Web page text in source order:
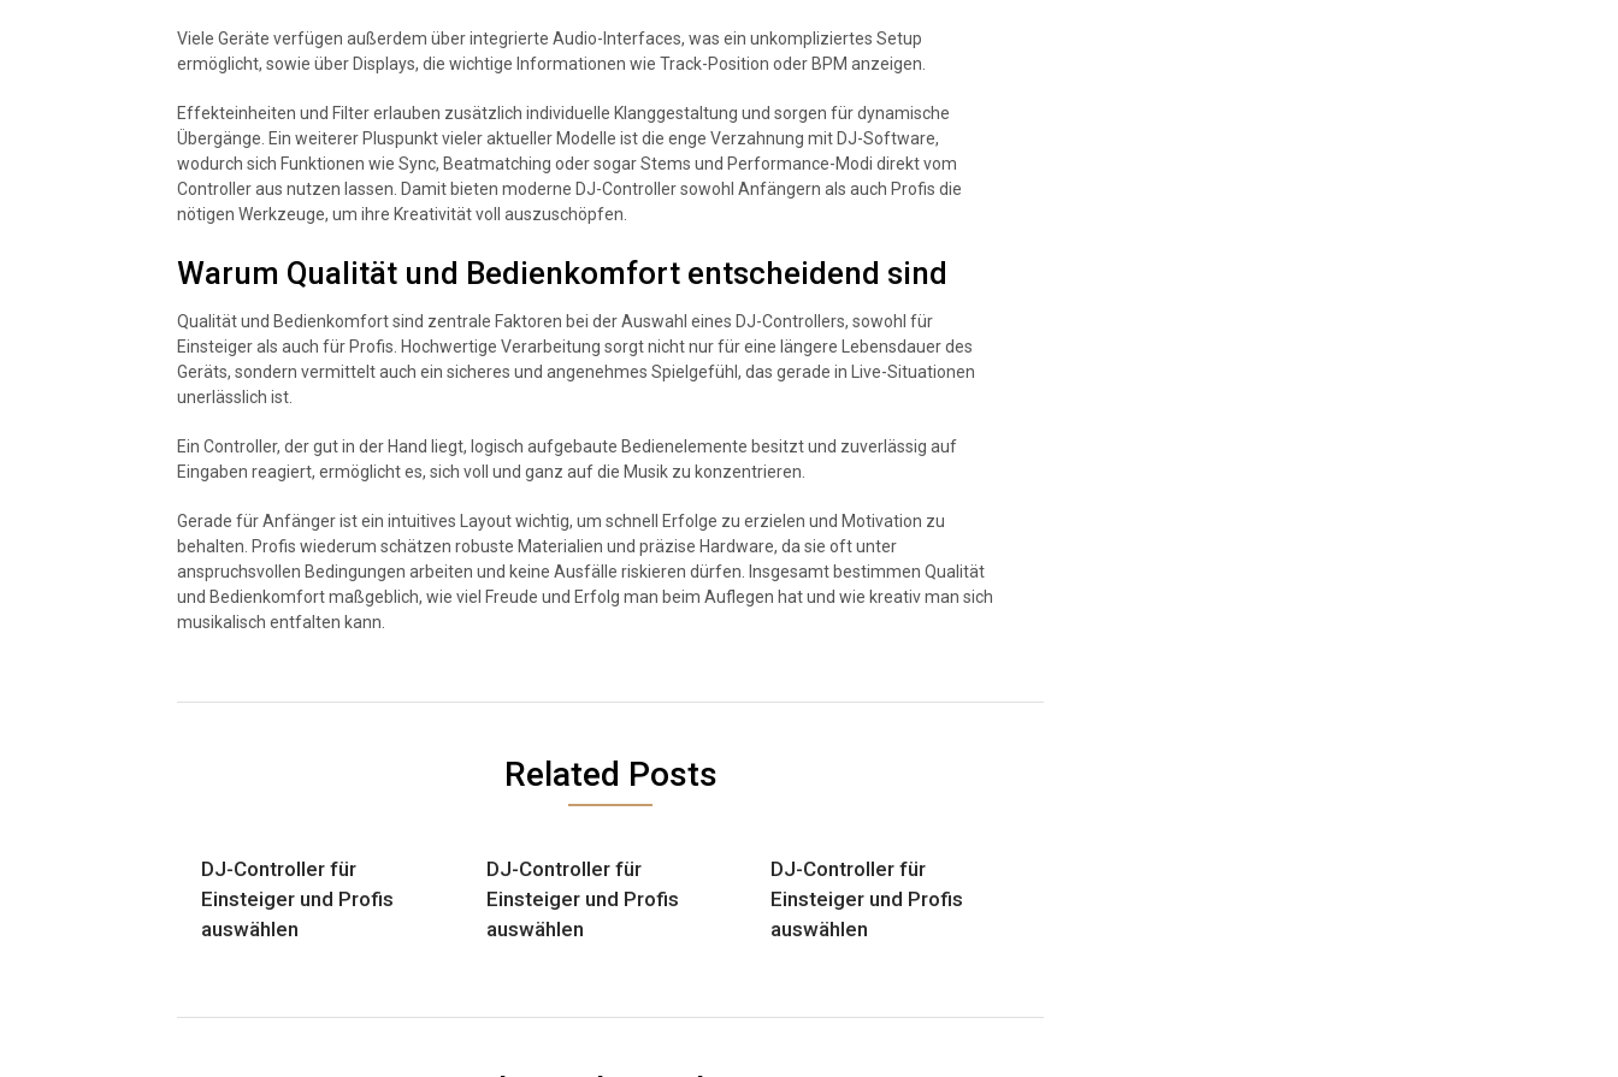
Viele Geräte verfügen außerdem über integrierte Audio-Interfaces, was ein unkompliziertes Setup
ermöglicht, sowie über Displays, die wichtige Informationen wie Track-Position oder BPM anzeigen.
Effekteinheiten und Filter erlauben zusätzlich individuelle Klanggestaltung und sorgen für dynamische
Übergänge. Ein weiterer Pluspunkt vieler aktueller Modelle ist die enge Verzahnung mit DJ-Software,
wodurch sich Funktionen wie Sync, Beatmatching oder sogar Stems und Performance-Modi direkt vom
Controller aus nutzen lassen. Damit bieten moderne DJ-Controller sowohl Anfängern als auch Profis die
nötigen Werkzeuge, um ihre Kreativität voll auszuschöpfen.
Warum Qualität und Bedienkomfort entscheidend sind
Qualität und Bedienkomfort sind zentrale Faktoren bei der Auswahl eines DJ-Controllers, sowohl für
Einsteiger als auch für Profis. Hochwertige Verarbeitung sorgt nicht nur für eine längere Lebensdauer des
Geräts, sondern vermittelt auch ein sicheres und angenehmes Spielgefühl, das gerade in Live-Situationen
unerlässlich ist.
Ein Controller, der gut in der Hand liegt, logisch aufgebaute Bedienelemente besitzt und zuverlässig auf
Eingaben reagiert, ermöglicht es, sich voll und ganz auf die Musik zu konzentrieren.
Gerade für Anfänger ist ein intuitives Layout wichtig, um schnell Erfolge zu erzielen und Motivation zu
behalten. Profis wiederum schätzen robuste Materialien und präzise Hardware, da sie oft unter
anspruchsvollen Bedingungen arbeiten und keine Ausfälle riskieren dürfen. Insgesamt bestimmen Qualität
und Bedienkomfort maßgeblich, wie viel Freude und Erfolg man beim Auflegen hat und wie kreativ man sich
musikalisch entfalten kann.
Related Posts
DJ-Controller für
Einsteiger und Profis
auswählen
DJ-Controller für
Einsteiger und Profis
auswählen
DJ-Controller für
Einsteiger und Profis
auswählen